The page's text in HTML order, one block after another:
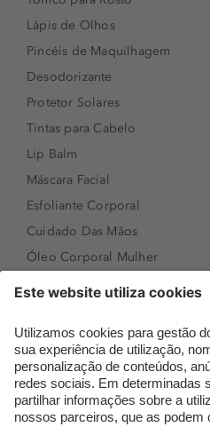
Lápis de Olhos
Pincéis de Maquilhagem
Desodorizante
Protetor Solares
Tintas para Cabelo
Lip Balm
Máscara Facial
Esfoliante Corporal
Cuidado Das Mãos
Óleo Corporal Mulher
Sérum de Rosto
Body mist & Spray
corporal
Produtos para Cabelo
Homem